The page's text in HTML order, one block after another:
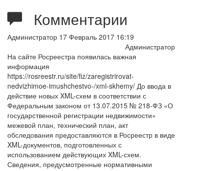
Комментарии
Администратор 17 Февраль 2017 16:19
Администратор
На сайте Росреестра появилась важная
информация
https://rosreestr.ru/site/fiz/zaregistrirovat-
nedvizhimoe-imushchestvo-/xml-skhemy/ До ввода в
действие новых XML-схем в соответствии с
Федеральным законом от 13.07.2015 № 218-ФЗ «О
государственной регистрации недвижимости»
межевой план, технический план, акт
обследования предоставляются в Росреестр в виде
XML-документов, подготовленных с
использованием действующих XML-схем.
Сведения, предусмотренные нормативными